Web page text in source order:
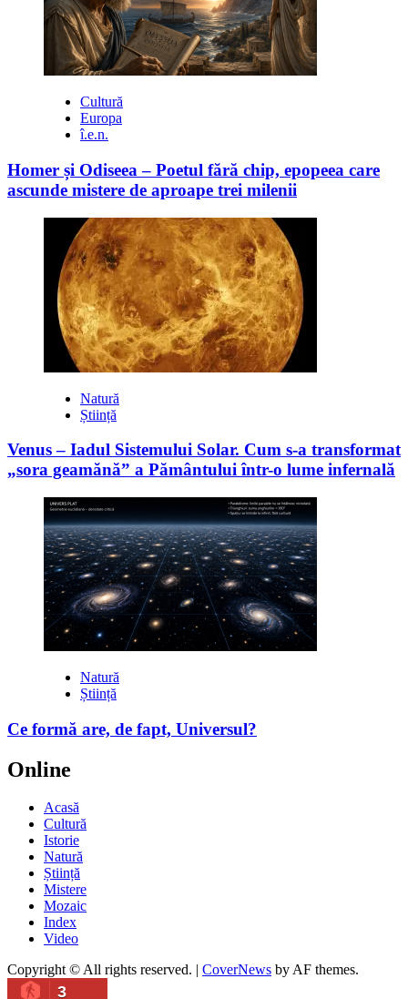
Cultură
Europa
î.e.n.
Homer și Odiseea – Poetul fără chip, epopeea care
ascunde mistere de aproape trei milenii
Natură
Știință
Venus – Iadul Sistemului Solar. Cum s-a transformat
„sora geamănă” a Pământului într-o lume infernală
Natură
Știință
Ce formă are, de fapt, Universul?
Online
Acasă
Cultură
Istorie
Natură
Știință
Mistere
Mozaic
Index
Video
Copyright © All rights reserved.
CoverNews by AF themes.
3